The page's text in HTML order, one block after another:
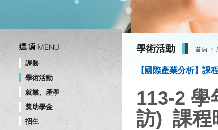
課務
學術活動
就業、產學
獎助學金
招生
學術活動 首頁
【國際產業分析】課
113-2 學
訪) 課程